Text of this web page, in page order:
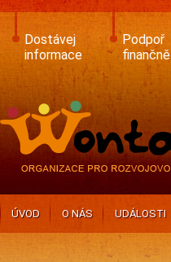
Skip
main
content
Dostávej
informace
Podpoř
finančně
ÚVOD O NÁS UDÁLOSTI